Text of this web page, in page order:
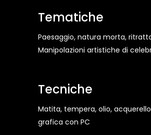
Tematiche
Paesaggio, natura morta,
Manipolazioni artistiche di
Tecniche
Matita, tempera, olio,
grafica con PC